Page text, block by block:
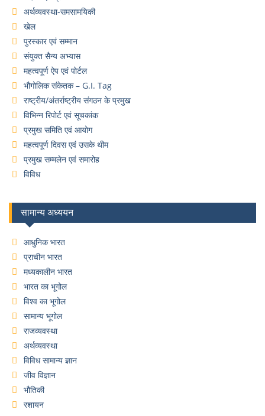
अर्थव्यवस्था-समसामयिकी
खेल
पुरस्कार एवं सम्मान
संयुक्त सैन्य अभ्यास
महत्वपूर्ण ऐप एवं पोर्टल
भौगोलिक संकेतक – G.I. Tag
राष्ट्रीय/अंतर्राष्ट्रीय संगठन के प्रमुख
विभिन्न रिपोर्ट एवं सूचकांक
प्रमुख समिति एवं आयोग
महत्वपूर्ण दिवस एवं उसके थीम
प्रमुख सम्मलेन एवं समारोह
विविध
सामान्य अध्ययन
आधुनिक भारत
प्राचीन भारत
मध्यकालीन भारत
भारत का भूगोल
विश्व का भूगोल
सामान्य भूगोल
राजव्यवस्था
अर्थव्यवस्था
विविध सामान्य ज्ञान
जीव विज्ञान
भौतिकी
रशायन